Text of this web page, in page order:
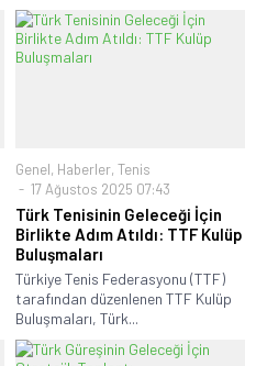
Genel, Haberler, Tenis
17 Ağustos 2025 07:43
Türk Tenisinin Geleceği İçin
Birlikte Adım Atıldı: TTF Kulüp
Buluşmaları
Türkiye Tenis Federasyonu (TTF)
tarafından düzenlenen TTF Kulüp
Buluşmaları, Türk...